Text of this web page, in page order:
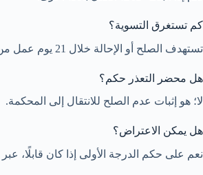
كم تستغرق التسوية؟
تستهدف الصلح أو الإحالة خلال 21 يوم عمل من أول جلسة.
هل محضر التعذر حكم؟
لا؛ هو إثبات عدم الصلح للانتقال إلى المحكمة.
هل يمكن الاعتراض؟
نعم على حكم الدرجة الأولى إذا كان قابلًا،